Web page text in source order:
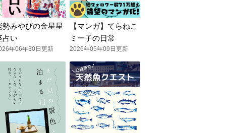
勢みやびの金星星
占い
年06年30日更新
【マンガ】てらねこ
ミー子の日常
2026年05年09日更新